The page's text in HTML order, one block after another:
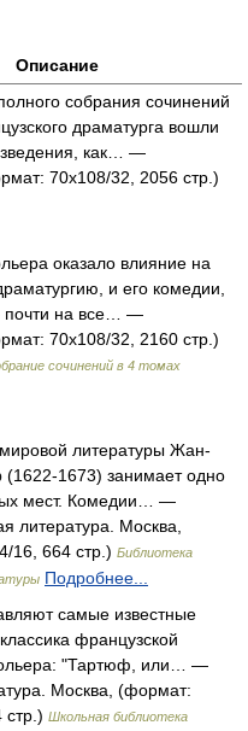
Описание
собрания сочинений
драматурга вошли
как… —
70x108/32, 2056 стр.)
оказало влияние на
и его комедии,
почти на все… —
70x108/32, 2160 стр.)
сочинений в 4 томах
литературы Жан-
(1622-1673) занимает одно
мест. Комедии… —
литература. Москва,
16, 664 стр.) Библиотека
Подробнее...
самые известные
французской
"Тартюф, или… —
Москва, (формат:
стр.) Школьная библиотека